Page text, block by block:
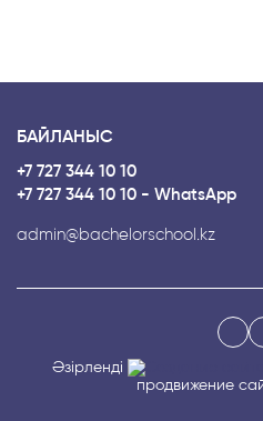
БАЙЛАНЫС
+7 727 344 10 10
+7 727 344 10 10 - WhatsApp
admin@bachelorschool.kz
Әзірленді
продвижение